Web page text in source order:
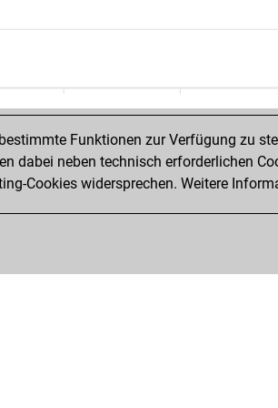
Funktionen zur Verfügung zu
dabei neben technisch erforderlichen
Cookies widersprechen. Weitere